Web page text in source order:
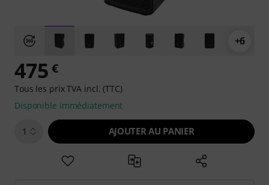
+6
475 €
Tous les prix TVA incl. (TTC)
Disponible immédiatement
1 AJOUTER AU PANIER